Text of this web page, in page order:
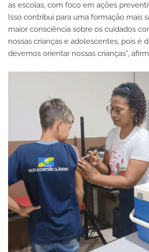
as escolas, com foco em ações
Isso contribui para uma formação mais
maior consciência sobre os cuidados
nossas crianças e adolescentes, pois é
devemos orientar nossas crianças”,